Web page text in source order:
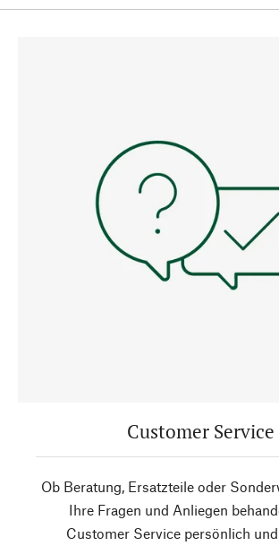
Customer Service
Ob Beratung, Ersatzteile oder
Ihre Fragen und Anliegen
Customer Service persönlich